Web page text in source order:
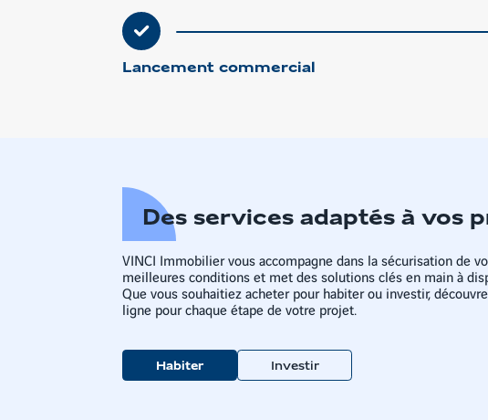
Lancement commercial
Des services adaptés à vos
VINCI Immobilier vous accompagne dans la sécurisation de
meilleures conditions et met des solutions clés en main à
Que vous souhaitiez acheter pour habiter ou investir,
ligne pour chaque étape de votre projet.
Habiter Investir